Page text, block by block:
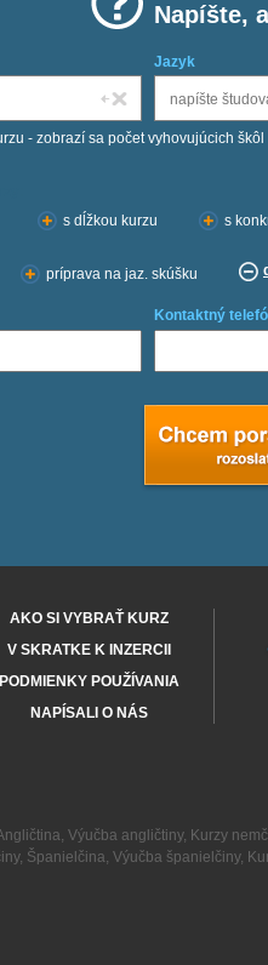
Napíšte,
Jazyk
- zobrazí sa počet vyhovujúcich škôl
s dĺžkou kurzu s
príprava na jaz. skúšku
Kontaktný
AKO SI VYBRAŤ KURZ
V SKRATKE K INZERCII
PODMIENKY POUŽÍVANIA
NAPÍSALI O NÁS
, Výučba angličtiny, Kurzy
, Španielčina, Výučba španielčiny,